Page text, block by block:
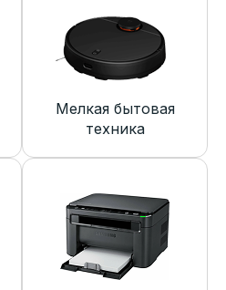
Мелкая бытовая
техника